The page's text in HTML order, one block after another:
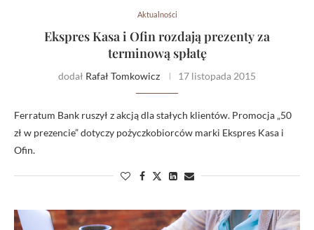
Aktualności
Ekspres Kasa i Ofin rozdają prezenty za
terminową spłatę
dodał Rafał Tomkowicz 17 listopada 2015
Ferratum Bank ruszył z akcją dla stałych klientów. Promocja „50
zł w prezencie” dotyczy pożyczkobiorców marki Ekspres Kasa i
Ofin.